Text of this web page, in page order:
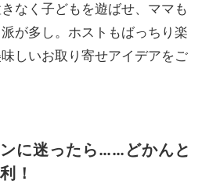
【極
上の
家族
旅】
は持
って
おき
たい
ス』
なく子どもを遊ばせ、ママも
が多し。ホストもばっちり楽
しいお取り寄せアイデアをご
に迷ったら……どかんと
！